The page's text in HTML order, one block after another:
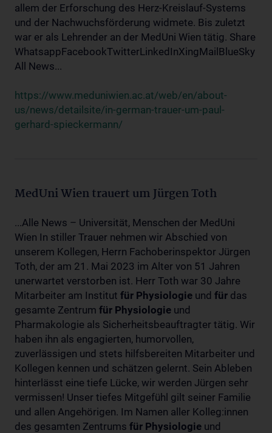
allem der Erforschung des Herz-Kreislauf-Systems
und der Nachwuchsförderung widmete. Bis zuletzt
war er als Lehrender an der MedUni Wien tätig. Share
WhatsappFacebookTwitterLinkedInXingMailBlueSky
All News...
https://www.meduniwien.ac.at/web/en/about-
us/news/detailsite/in-german-trauer-um-paul-
gerhard-spieckermann/
MedUni Wien trauert um Jürgen Toth
...Alle News – Universität, Menschen der MedUni
Wien In stiller Trauer nehmen wir Abschied von
unserem Kollegen, Herrn Fachoberinspektor Jürgen
Toth, der am 21. Mai 2023 im Alter von 51 Jahren
unerwartet verstorben ist. Herr Toth war 30 Jahre
Mitarbeiter am Institut für Physiologie und für das
gesamte Zentrum für Physiologie und
Pharmakologie als Sicherheitsbeauftragter tätig. Wir
haben ihn als engagierten, humorvollen,
zuverlässigen und stets hilfsbereiten Mitarbeiter und
Kollegen kennen und schätzen gelernt. Sein Ableben
hinterlässt eine tiefe Lücke, wir werden Jürgen sehr
vermissen! Unser tiefes Mitgefühl gilt seiner Familie
und allen Angehörigen. Im Namen aller Kolleg:innen
des gesamten Zentrums für Physiologie und